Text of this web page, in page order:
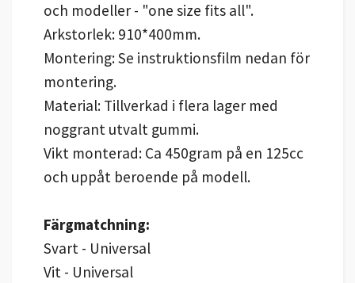
och modeller - "one size fits all".
Arkstorlek: 910*400mm.
Montering: Se instruktionsfilm nedan för
montering.
Material: Tillverkad i flera lager med
noggrant utvalt gummi.
Vikt monterad: Ca 450gram på en 125cc
och uppåt beroende på modell.
Färgmatchning:
Svart - Universal
Vit - Universal